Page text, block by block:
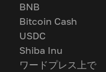
BNB
Bitcoin Cash
USDC
Shiba Inu
ワードプレス上で